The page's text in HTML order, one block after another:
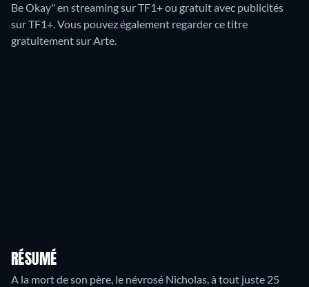
Be Okay" en streaming sur TF1+ ou gratuit avec publicités
sur TF1+.Vous pouvez également regarder ce titre
gratuitement sur Arte.
RÉSUMÉ
A la mort de son père, le névrosé Nicholas, à tout juste 25